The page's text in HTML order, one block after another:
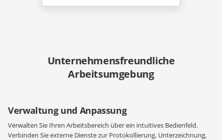
Unternehmensfreundliche
Arbeitsumgebung
Verwaltung und Anpassung
Verwalten Sie Ihren Arbeitsbereich über ein intuitives Bedienfeld.
Verbinden Sie externe Dienste zur Protokollierung, Unterzeichnung,